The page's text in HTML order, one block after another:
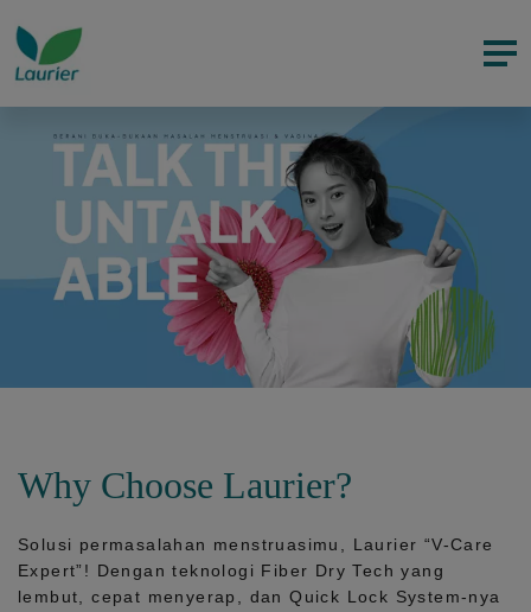
Why Choose Laurier?
Solusi permasalahan menstruasimu, Laurier “V-Care
Expert”! Dengan teknologi Fiber Dry Tech yang
lembut, cepat menyerap, danQuick Lock System-nya